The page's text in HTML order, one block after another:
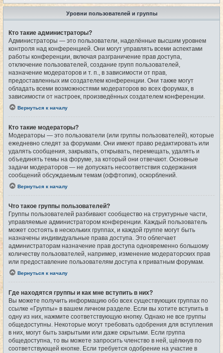
Уровни пользователей и группы
Кто такие администраторы?
Администраторы — это пользователи, наделённые высшим уровнем
контроля над конференцией. Они могут управлять всеми аспектами
работы конференции, включая разграничение прав доступа,
отключение пользователей, создание групп пользователей,
назначение модераторов и т. п., в зависимости от прав,
предоставленных им создателем конференции. Они также могут
обладать всеми возможностями модераторов во всех форумах, в
зависимости от настроек, произведённых создателем конференции.
Вернуться к началу
Кто такие модераторы?
Модераторы — это пользователи (или группы пользователей), которые
ежедневно следят за форумами. Они имеют право редактировать или
удалять сообщения, закрывать, открывать, перемещать, удалять и
объединять темы на форуме, за который они отвечают. Основные
задачи модераторов — не допускать несоответствия содержания
сообщений обсуждаемым темам (оффтопик), оскорблений.
Вернуться к началу
Что такое группы пользователей?
Группы пользователей разбивают сообщество на структурные части,
управляемые администратором конференции. Каждый пользователь
может состоять в нескольких группах, и каждой группе могут быть
назначены индивидуальные права доступа. Это облегчает
администраторам назначение прав доступа одновременно большому
количеству пользователей, например, изменение модераторских прав
или предоставление пользователям доступа к приватным форумам.
Вернуться к началу
Где находятся группы и как мне вступить в них?
Вы можете получить информацию обо всех существующих группах по
ссылке «Группы» в вашем личном разделе. Если вы хотите вступить в
одну из них, нажмите соответствующую кнопку. Однако не все группы
общедоступны. Некоторые могут требовать одобрения для вступления
в них, могут быть закрытыми или даже скрытыми. Если группа
общедоступна, то вы можете запросить членство в ней, щёлкнув по
соответствующей кнопке. Если требуется одобрение на участие в